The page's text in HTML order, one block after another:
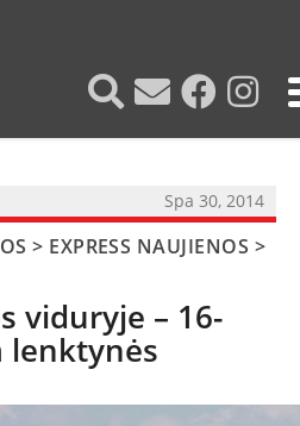
Spa 30, 2014
> EXPRESS NAUJIENOS >
viduryje – 16-
lenktynės